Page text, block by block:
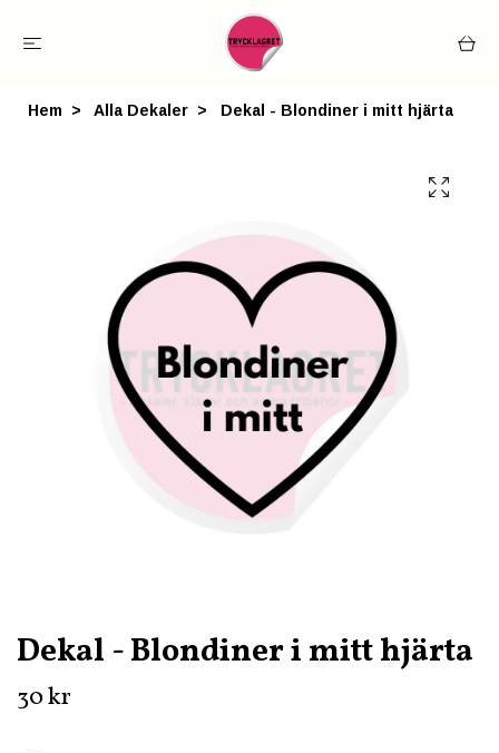
Hem Alla Dekaler Dekal - Blondiner i mitt hjärta
Dekal - Blondiner i mitt hjärta
30 kr